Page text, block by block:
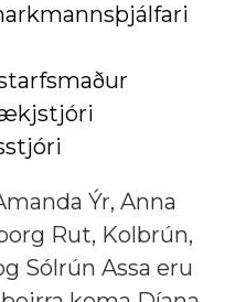
Ýr, Anna
Rut, Kolbrún,
Sólrún Assa eru